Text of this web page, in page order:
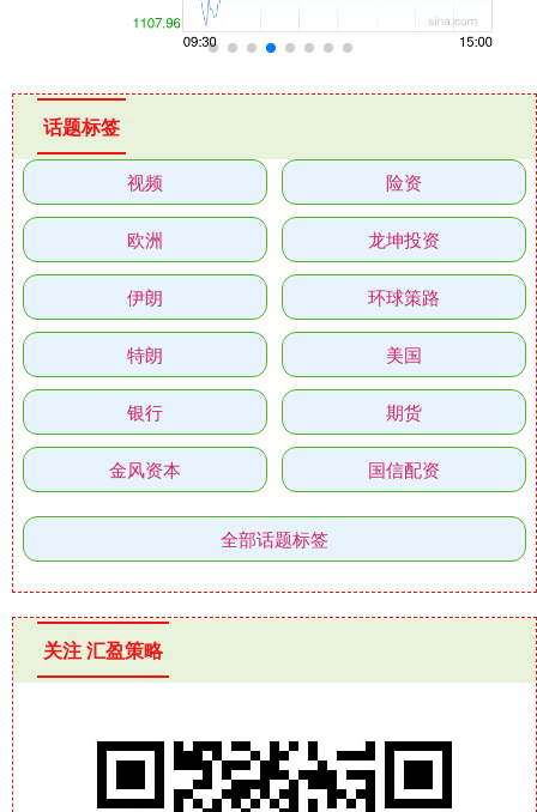
话题标签
视频 险资
欧洲 龙坤投资
伊朗 环球策路
特朗 美国
银行 期货
金风资本 国信配资
全部话题标签
关注 汇盈策略